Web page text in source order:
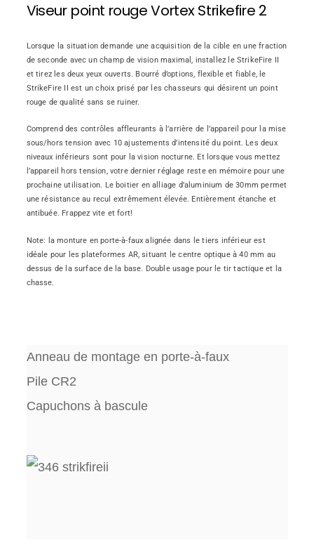
Viseur point rouge Vortex Strikefire 2
Lorsque la situation demande une acquisition de la cible en une fraction
de seconde avec un champ de vision maximal, installez le StrikeFire II
et tirez les deux yeux ouverts. Bourré d’options, flexible et fiable, le
StrikeFire II est un choix prisé par les chasseurs qui désirent un point
rouge de qualité sans se ruiner.
Comprend des contrôles affleurants à l’arrière de l’appareil pour la mise
sous/hors tension avec 10 ajustements d’intensité du point. Les deux
niveaux inférieurs sont pour la vision nocturne. Et lorsque vous mettez
l’appareil hors tension, votre dernier réglage reste en mémoire pour une
prochaine utilisation. Le boitier en alliage d’aluminium de 30mm permet
une résistance au recul extrêmement élevée. Entièrement étanche et
antibuée. Frappez vite et fort!
Note: la monture en porte-à-faux alignée dans le tiers inférieur est
idéale pour les plateformes AR, situant le centre optique à 40 mm au
dessus de la surface de la base. Double usage pour le tir tactique et la
chasse.
Anneau de montage en porte-à-faux
Pile CR2
Capuchons à bascule